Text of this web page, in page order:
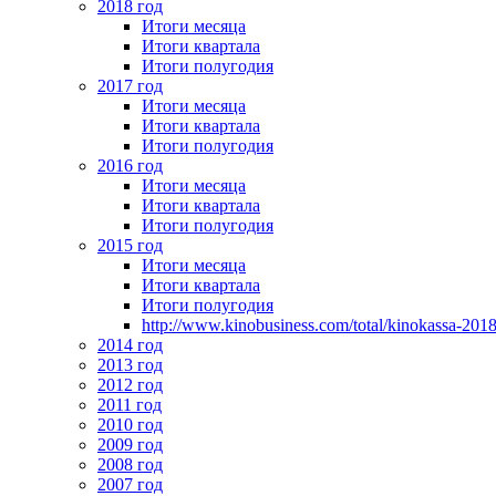
2018 год
Итоги месяца
Итоги квартала
Итоги полугодия
2017 год
Итоги месяца
Итоги квартала
Итоги полугодия
2016 год
Итоги месяца
Итоги квартала
Итоги полугодия
2015 год
Итоги месяца
Итоги квартала
Итоги полугодия
http://www.kinobusiness.com/total/kinokassa-
2014 год
2013 год
2012 год
2011 год
2010 год
2009 год
2008 год
2007 год